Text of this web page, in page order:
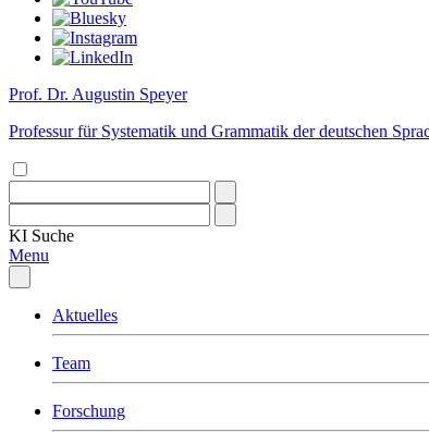
Prof. Dr. Augustin Speyer
Professur für Systematik und Grammatik der deutschen
KI Suche
Menu
Aktuelles
Team
Forschung